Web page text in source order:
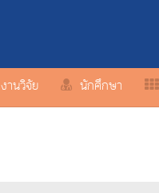
งานวิจัย นักศึกษา